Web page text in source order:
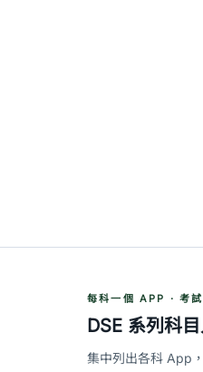
每科一個 APP · 考
DSE 系列科
集中列出各科 App